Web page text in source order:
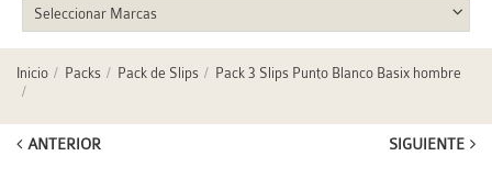
Seleccionar Marcas
Inicio Packs Pack de Slips Pack 3 Slips Punto Blanco Basix hombre
ANTERIOR SIGUIENTE